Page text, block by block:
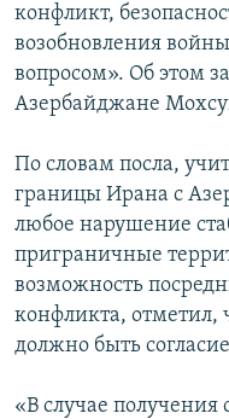
СПОРТ
АРХИВ
Русский
Все сайты Радио
конфликт,
возобновления войны
вопросом». Об этом
Азербайджане
По словам посла,
границы Ирана с
любое нарушение
приграничные
возможность
конфликта, отметил,
должно быть
«В случае получения